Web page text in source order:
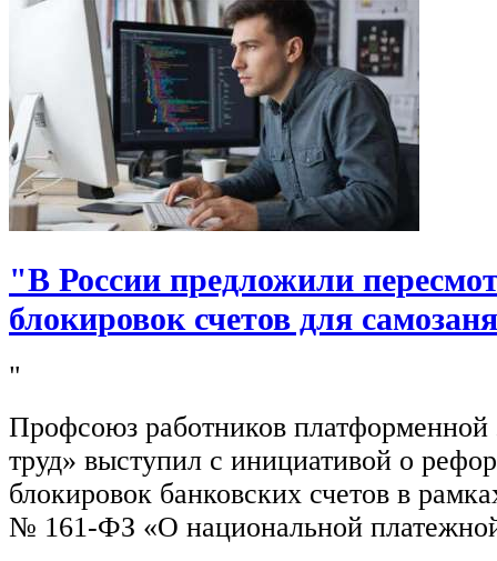
"В России предложили
блокировок счетов для
"
Профсоюз работников
труд» выступил с инициативой о
блокировок банковских счетов в
№ 161-ФЗ «О национальной